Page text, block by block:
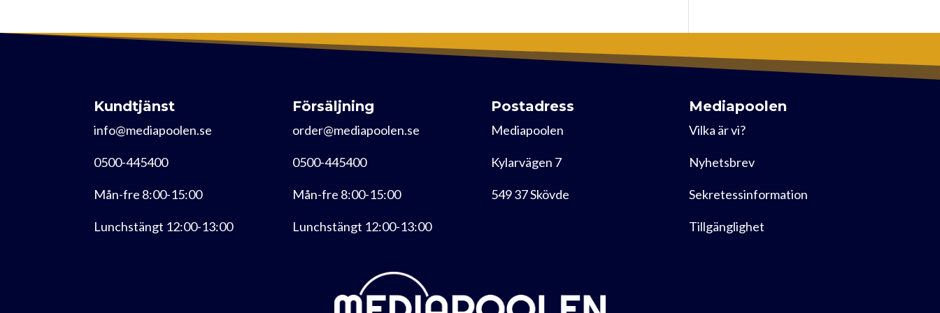
Kundtjänst
info@mediapoolen.se
0500-445400
Mån-fre 8:00-15:00
Lunchstängt 12:00-13:00
Försäljning
order@mediapoolen.se
0500-445400
Mån-fre 8:00-15:00
Lunchstängt 12:00-13:00
Postadress
Mediapoolen
Kylarvägen 7
549 37 Skövde
Mediapoolen
Vilka är vi?
Nyhetsbrev
Sekretessinformation
Tillgänglighet